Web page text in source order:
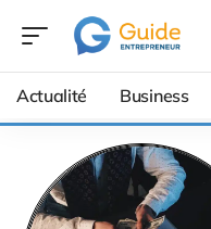
Actualité Business